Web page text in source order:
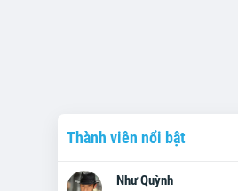
Thành viên nổi bật
Như Quỳnh